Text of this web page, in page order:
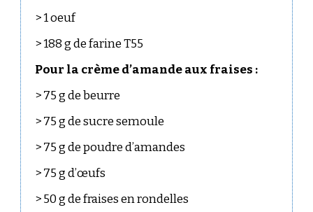
> 1 oeuf
> 188 g de farine T55
Pour la crème d’amande aux fraises :
> 75 g de beurre
> 75 g de sucre semoule
> 75 g de poudre d’amandes
> 75 g d’œufs
> 50 g de fraises en rondelles